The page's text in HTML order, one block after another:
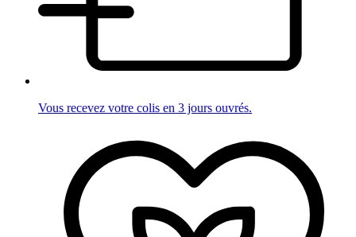
Vous recevez votre colis en 3 jours ouvrés.